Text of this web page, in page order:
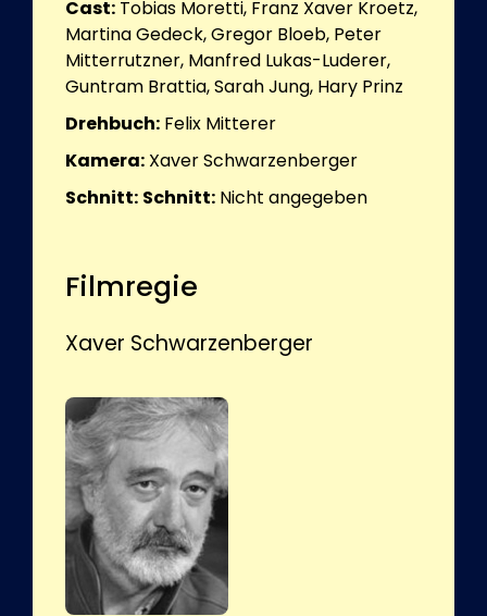
Cast: Tobias Moretti, Franz Xaver Kroetz,
Martina Gedeck, Gregor Bloeb, Peter
Mitterrutzner, Manfred Lukas-Luderer,
Guntram Brattia, Sarah Jung, Hary Prinz
Drehbuch: Felix Mitterer
Kamera: Xaver Schwarzenberger
Schnitt: Schnitt: Nicht angegeben
Filmregie
Xaver Schwarzenberger